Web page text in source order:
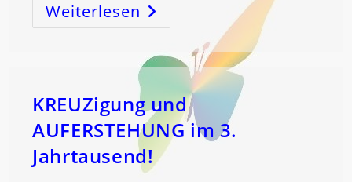
Weiterlesen 12
Ströme
Aus
QUELLE
–
Die
NEUE
WELT
DES
LICHTS
AUS
DIR
GEBÄREN
–
HEILUNG!
KREUZigung und
AUFERSTEHUNG im 3.
Jahrtausend!